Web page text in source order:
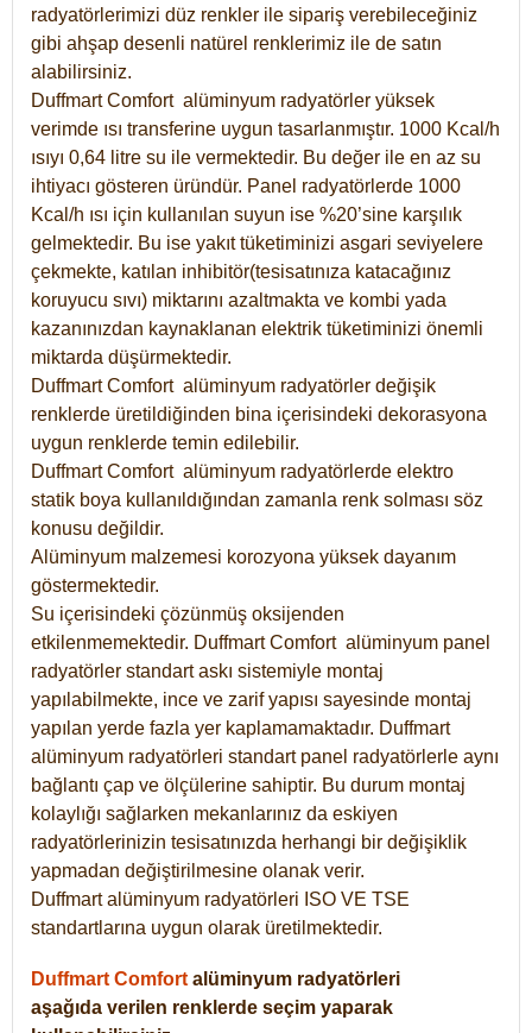
radyatörlerimizi düz renkler ile sipariş verebileceğiniz
gibi ahşap desenli natürel renklerimiz ile de satın
alabilirsiniz.
Duffmart Comfort alüminyum radyatörler yüksek
verimde ısı transferine uygun tasarlanmıştır. 1000 Kcal/h
ısıyı 0,64 litre su ile vermektedir. Bu değer ile en az su
ihtiyacı gösteren üründür. Panel radyatörlerde 1000
Kcal/h ısı için kullanılan suyun ise %20’sine karşılık
gelmektedir. Bu ise yakıt tüketiminizi asgari seviyelere
çekmekte, katılan inhibitör(tesisatınıza katacağınız
koruyucu sıvı) miktarını azaltmakta ve kombi yada
kazanınızdan kaynaklanan elektrik tüketiminizi önemli
miktarda düşürmektedir.
Duffmart Comfort alüminyum radyatörler değişik
renklerde üretildiğinden bina içerisindeki dekorasyona
uygun renklerde temin edilebilir.
DuffmartComfort alüminyum radyatörlerde elektro
statik boya kullanıldığından zamanla renk solması söz
konusu değildir.
Alüminyum malzemesi korozyona yüksek dayanım
göstermektedir.
Su içerisindeki çözünmüş oksijenden
etkilenmemektedir. DuffmartComfort alüminyum panel
radyatörler standart askı sistemiyle montaj
yapılabilmekte, ince ve zarif yapısı sayesinde montaj
yapılan yerde fazla yer kaplamamaktadır. Duffmart
alüminyum radyatörleri standart panel radyatörlerle aynı
bağlantı çap ve ölçülerine sahiptir. Bu durum montaj
kolaylığı sağlarken mekanlarınız da eskiyen
radyatörlerinizin tesisatınızda herhangi bir değişiklik
yapmadan değiştirilmesine olanak verir.
Duffmart alüminyum radyatörleri ISO VE TSE
standartlarına uygun olarak üretilmektedir.
Duffmart Comfort alüminyum radyatörleri
aşağıda verilen renklerde seçim yaparak